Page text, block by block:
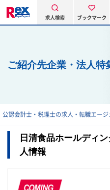
求人検索 ブックマーク
ご紹介先企業・法人特
公認会計士・税理士の求人・転職エージ
日清食品ホールディ
人情報